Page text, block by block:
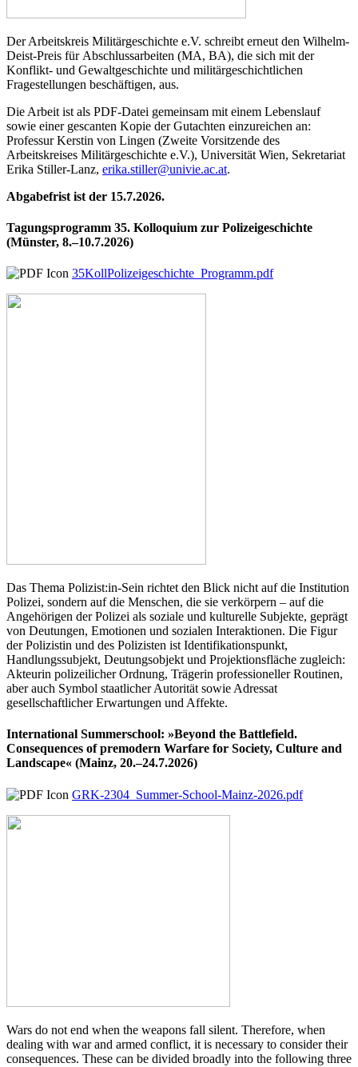
Der Arbeitskreis Militärgeschichte e.V. schreibt erneut den Wilhelm-
Deist-Preis für Abschlussarbeiten (MA, BA), die sich mit der
Konflikt- und Gewaltgeschichte und militärgeschichtlichen
Fragestellungen beschäftigen, aus.
Die Arbeit ist als PDF-Datei gemeinsam mit einem Lebenslauf
sowie einer gescanten Kopie der Gutachten einzureichen an:
Professur Kerstin von Lingen (Zweite Vorsitzende des
Arbeitskreises Militärgeschichte e.V.), Universität Wien, Sekretariat
Erika Stiller-Lanz, erika.stiller@univie.ac.at.
Abgabefrist ist der 15.7.2026.
Tagungsprogramm 35. Kolloquium zur Polizeigeschichte
(Münster, 8.–10.7.2026)
35KollPolizeigeschichte_Programm.pdf
Das Thema Polizist:in-Sein richtet den Blick nicht auf die Institution
Polizei, sondern auf die Menschen, die sie verkörpern – auf die
Angehörigen der Polizei als soziale und kulturelle Subjekte, geprägt
von Deutungen, Emotionen und sozialen Interaktionen. Die Figur
der Polizistin und des Polizisten ist Identifikationspunkt,
Handlungssubjekt, Deutungsobjekt und Projektionsfläche zugleich:
Akteurin polizeilicher Ordnung, Trägerin professioneller Routinen,
aber auch Symbol staatlicher Autorität sowie Adressat
gesellschaftlicher Erwartungen und Affekte.
International Summerschool: »Beyond the Battlefield.
Consequences of premodern Warfare for Society, Culture and
Landscape« (Mainz, 20.–24.7.2026)
GRK-2304_Summer-School-Mainz-2026.pdf
Wars do not end when the weapons fall silent. Therefore, when
dealing with war and armed conflict, it is necessary to consider their
consequences. These can be divided broadly into the following three